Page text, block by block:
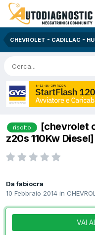
CHEVROLET - CADILLAC -
risolto
[chevrolet
z20s 110Kw
Da fabiocra
10 Febbraio 2014 in
VAI